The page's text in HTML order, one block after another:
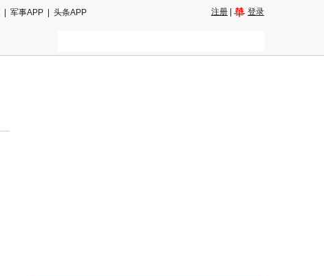
军事APP 头条APP 注册 登录